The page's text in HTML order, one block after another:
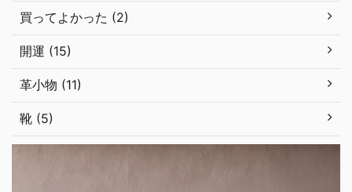
買ってよかった (2)
開運 (15)
革小物 (11)
靴 (5)